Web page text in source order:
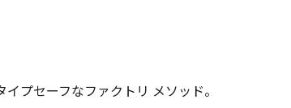
プセーフなファクトリ メソッド。